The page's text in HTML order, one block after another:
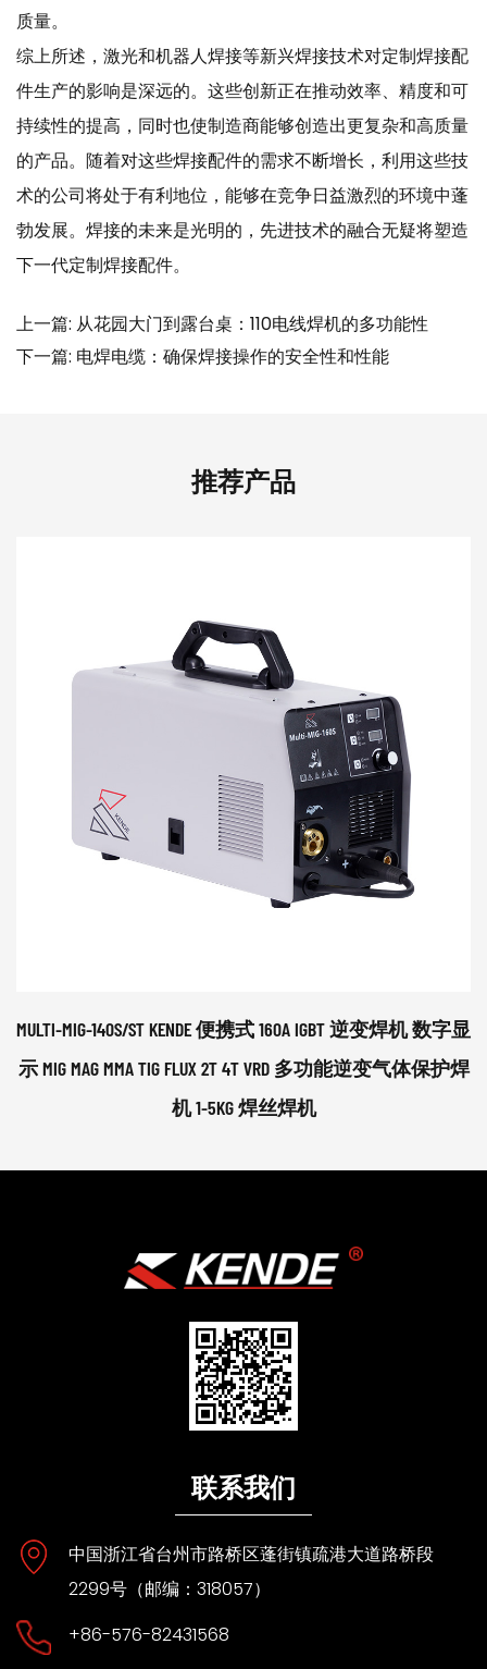
质量。
综上所述，激光和机器人焊接等新兴焊接技术对定制焊接配
件生产的影响是深远的。这些创新正在推动效率、精度和可
持续性的提高，同时也使制造商能够创造出更复杂和高质量
的产品。随着对这些焊接配件的需求不断增长，利用这些技
术的公司将处于有利地位，能够在竞争日益激烈的环境中蓬
勃发展。焊接的未来是光明的，先进技术的融合无疑将塑造
下一代定制焊接配件。
上一篇: 从花园大门到露台桌：110电线焊机的多功能性
下一篇: 电焊电缆：确保焊接操作的安全性和性能
推荐产品
MULTI-MIG-140S/ST KENDE 便携式 160A IGBT 逆变焊机 数字显
示 MIG MAG MMA TIG FLUX 2T 4T VRD 多功能逆变气体保护焊
机 1-5KG 焊丝焊机
联系我们
中国浙江省台州市路桥区蓬街镇疏港大道路桥段
2299号（邮编：318057）
+86-576-82431568